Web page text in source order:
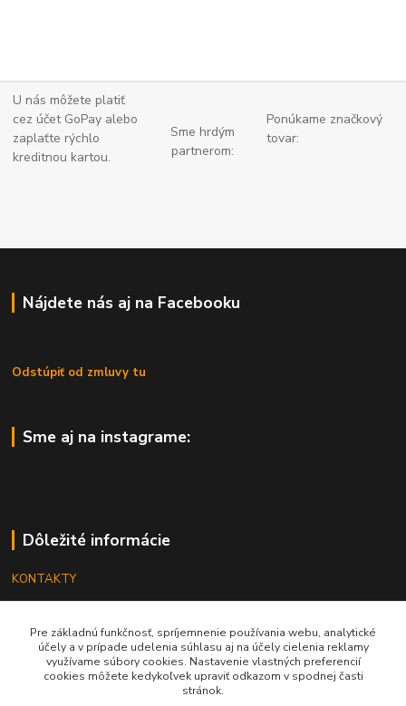
U nás môžete platiť
cez účet GoPay alebo
zaplaťte rýchlo
kreditnou kartou.
Sme hrdým
partnerom:
Ponúkame značkový
tovar:
Nájdete nás aj na Facebooku
Odstúpiť od zmluvy tu
Sme aj na instagrame:
Dôležité informácie
KONTAKTY
REKLAMÁCIE
KATALÓGY
Pre základnú funkčnosť, spríjemnenie používania webu, analytické
účely a v prípade udelenia súhlasu aj na účely cielenia reklamy
využívame súbory cookies. Nastavenie vlastných preferencií
cookies môžete kedykoľvek upraviť odkazom v spodnej časti
stránok.